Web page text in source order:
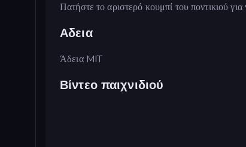
Πατήστε το αριστερό κουμπί του ποντικιού για
Αδεια
Άδεια MIT
Βίντεο παιχνιδιού